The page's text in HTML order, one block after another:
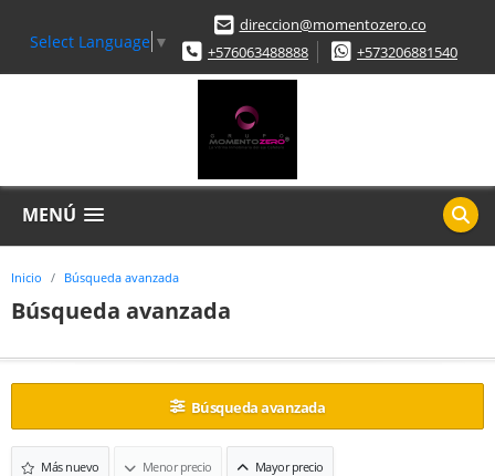
Select Language ▼
direccion@momentozero.co
+576063488888
+573206881540
MENÚ
Inicio Búsqueda avanzada
Búsqueda avanzada
Búsqueda avanzada
Más nuevo Menor precio Mayor precio